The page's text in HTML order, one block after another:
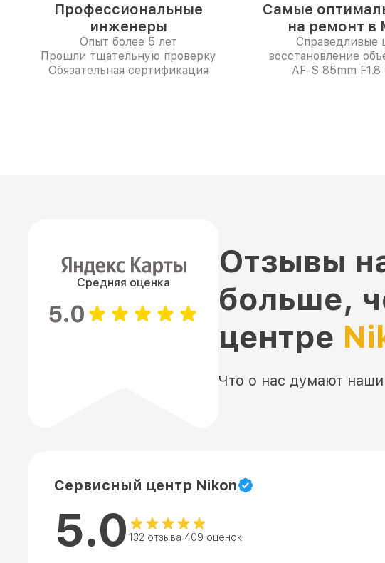
Профессиональные
инженеры
Опыт более 5 лет
Прошли тщательную проверку
Обязательная сертификация
Самые
на ремонт в
Справедливые
восстановление
AF-S 85mm
Средняя оценка
5.0
Отзывы
больше,
центре
Что о нас думают наши
Сервисный центр Nikon
5.0 132 отзыва 409 оценок